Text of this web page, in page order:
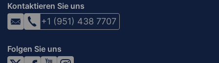
Kontaktieren Sie uns
+1 (951) 438 7707
Folgen Sie uns